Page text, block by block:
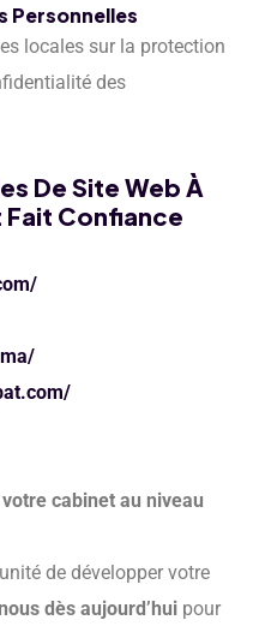
Personnelles
locales sur la protection
des
De Site Web À
Fait Confiance
cabinet au niveau
de développer votre
dès aujourd’hui pour